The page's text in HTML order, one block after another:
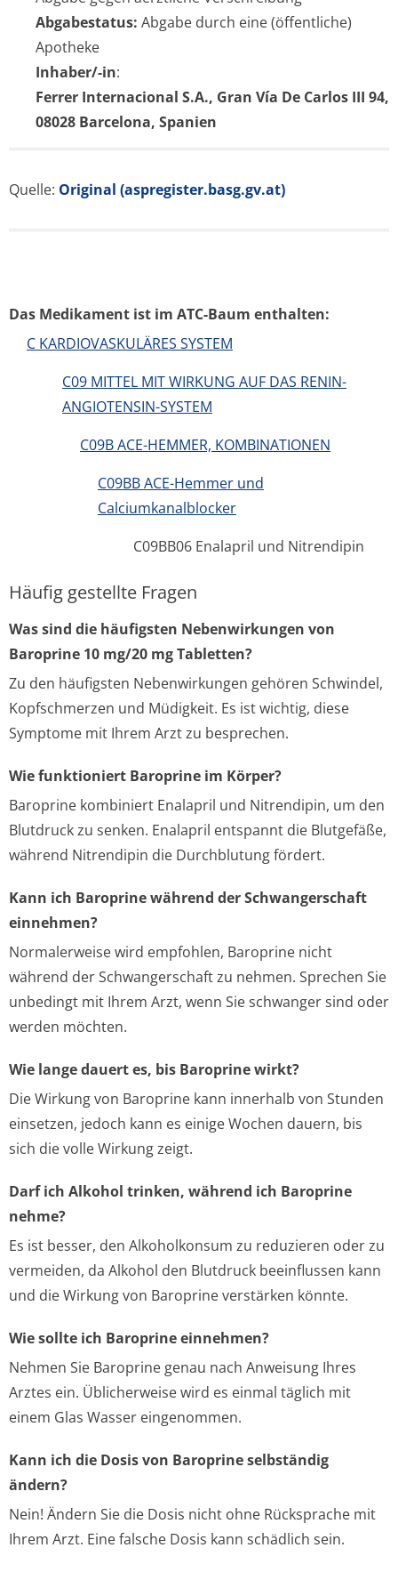
Abgabestatus: Abgabe durch eine (öffentliche)
Apotheke
Inhaber/-in:
Ferrer Internacional S.A., Gran Vía De Carlos III 94,
08028 Barcelona, Spanien
Quelle: Original (aspregister.basg.gv.at)
Das Medikament ist im ATC-Baum enthalten:
C KARDIOVASKULÄRES SYSTEM
C09 MITTEL MIT WIRKUNG AUF DAS RENIN-
ANGIOTENSIN-SYSTEM
C09B ACE-HEMMER, KOMBINATIONEN
C09BB ACE-Hemmer und
Calciumkanalblocker
C09BB06 Enalapril und Nitrendipin
Häufig gestellte Fragen
Was sind die häufigsten Nebenwirkungen von
Baroprine 10 mg/20 mg Tabletten?
Zu den häufigsten Nebenwirkungen gehören Schwindel,
Kopfschmerzen und Müdigkeit. Es ist wichtig, diese
Symptome mit Ihrem Arzt zu besprechen.
Wie funktioniert Baroprine im Körper?
Baroprine kombiniert Enalapril und Nitrendipin, um den
Blutdruck zu senken. Enalapril entspannt die Blutgefäße,
während Nitrendipin die Durchblutung fördert.
Kann ich Baroprine während der Schwangerschaft
einnehmen?
Normalerweise wird empfohlen, Baroprine nicht
während der Schwangerschaft zu nehmen. Sprechen Sie
unbedingt mit Ihrem Arzt, wenn Sie schwanger sind oder
werden möchten.
Wie lange dauert es, bis Baroprine wirkt?
Die Wirkung von Baroprine kann innerhalb von Stunden
einsetzen, jedoch kann es einige Wochen dauern, bis
sich die volle Wirkung zeigt.
Darf ich Alkohol trinken, während ich Baroprine
nehme?
Es ist besser, den Alkoholkonsum zu reduzieren oder zu
vermeiden, da Alkohol den Blutdruck beeinflussen kann
und die Wirkung von Baroprine verstärken könnte.
Wie sollte ich Baroprine einnehmen?
Nehmen Sie Baroprine genau nach Anweisung Ihres
Arztes ein. Üblicherweise wird es einmal täglich mit
einem Glas Wasser eingenommen.
Kann ich die Dosis von Baroprine selbständig
ändern?
Nein! Ändern Sie die Dosis nicht ohne Rücksprache mit
Ihrem Arzt. Eine falsche Dosis kann schädlich sein.